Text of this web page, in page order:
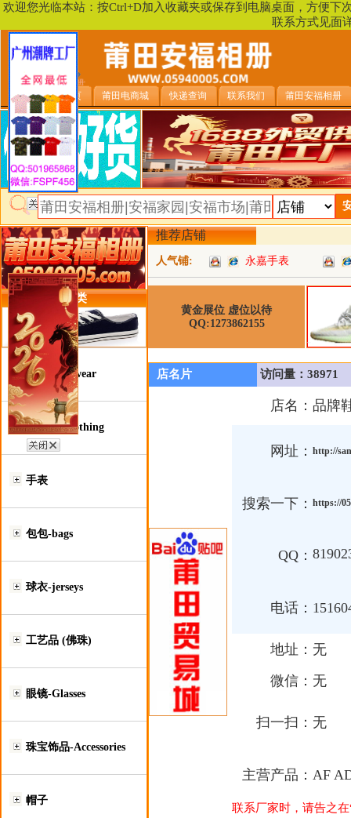
欢迎您光临本站：按Ctrl+D加入收藏夹或保存到电脑桌面，方便
联系方式见面
安福相册首页 莆田电商城 快递查询 联系我们 莆田安福相册
类目详细分类
鞋类-Footwear
服装类-Clothing
手表
包包-bags
球衣-jerseys
工艺品 (佛珠)
眼镜-Glasses
珠宝饰品-Accessories
帽子
推荐店铺
人气铺: 永嘉手表
黄金展位 虚位以待
QQ:1273862155
店名片 访问量：38971
店名： 品牌
网址： http://
搜索一下： https://
QQ：
电话：
地址： 无
微信： 无
扫一扫： 无
主营产品： AF
联系厂家时，请告之